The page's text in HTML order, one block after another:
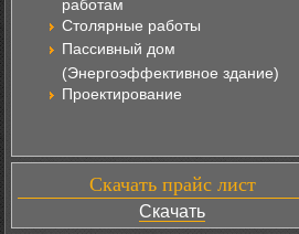
работам
Столярные работы
Пассивный дом
(Энергоэффективное здание)
Проектирование
Скачать прайс лист
Скачать